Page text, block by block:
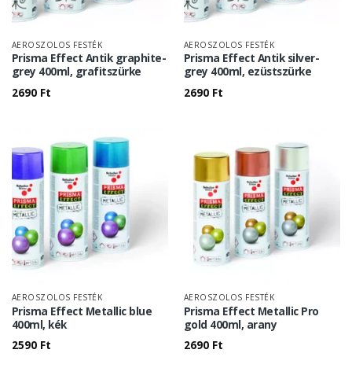
AEROSZOLOS FESTÉK
Prisma Effect Antik graphite-
grey 400ml, grafitszürke
2690 Ft
AEROSZOLOS FESTÉK
Prisma Effect Antik silver-
grey 400ml, ezüstszürke
2690 Ft
AEROSZOLOS FESTÉK
Prisma Effect Metallic blue
400ml, kék
2590 Ft
AEROSZOLOS FESTÉK
Prisma Effect Metallic Pro
gold 400ml, arany
2690 Ft